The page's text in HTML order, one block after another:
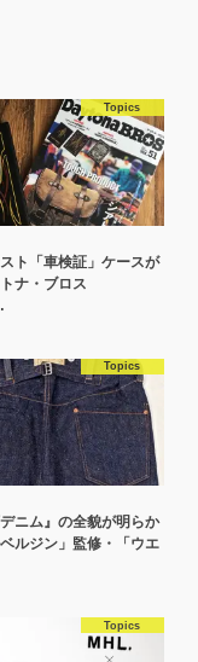
Topics
ト「車検証」ケースが
ナ・ブロス
Topics
デニム』の全貌が明らか
ルジン」監修・「ウエ
Topics